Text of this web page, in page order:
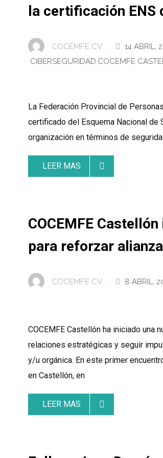
la certificación ENS
COCEMFE CV . 14 ABRIL,
CIBERSEGURIDAD,COCEMFE
La Federación Provincial de
certificado del Esquema Nacional
organización en términos de
LEER MAS
COCEMFE
para reforzar
COCEMFE CV . 8 ABRIL,
COCEMFE Castellón ha iniciado
relaciones estratégicas y seguir
y/u orgánica. En este primer
en Castellón, en
LEER MAS